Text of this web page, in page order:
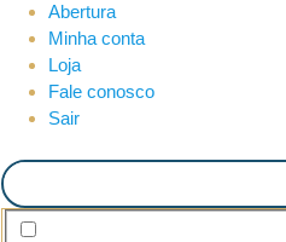
Abertura
Minha conta
Loja
Fale conosco
Sair